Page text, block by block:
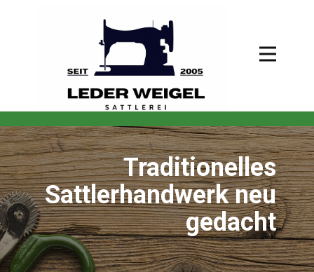
Traditionelles
Sattlerhandwerk neu
gedacht